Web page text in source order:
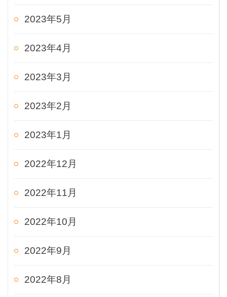
2023年5月
2023年4月
2023年3月
2023年2月
2023年1月
2022年12月
2022年11月
2022年10月
2022年9月
2022年8月